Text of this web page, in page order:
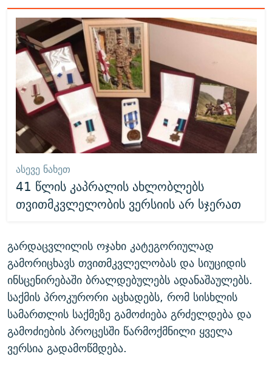
ᲐᲡᲔᲕᲔ ᲜᲐᲮᲔᲗ
41 წლის კაპრალის ახლობლებს
თვითმკვლელობის ვერსიის არ სჯერათ
გარდაცვლილის ოჯახი კატეგორიულად
გამორიცხავს თვითმკვლელობას და სიუციდის
ინსცენირებაში ბრალდებულებს ადანაშაულებს.
საქმის პროკურორი აცხადებს, რომ სისხლის
სამართლის საქმეზე გამოძიება გრძელდება და
გამოძიების პროცესში წარმოქმნილი ყველა
ვერსია გადამოწმდება.